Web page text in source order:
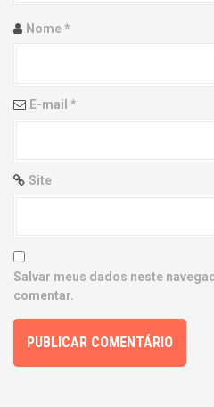
i
n
Nome*
E-mail *
Site
Salvar meus dados neste
comentar.